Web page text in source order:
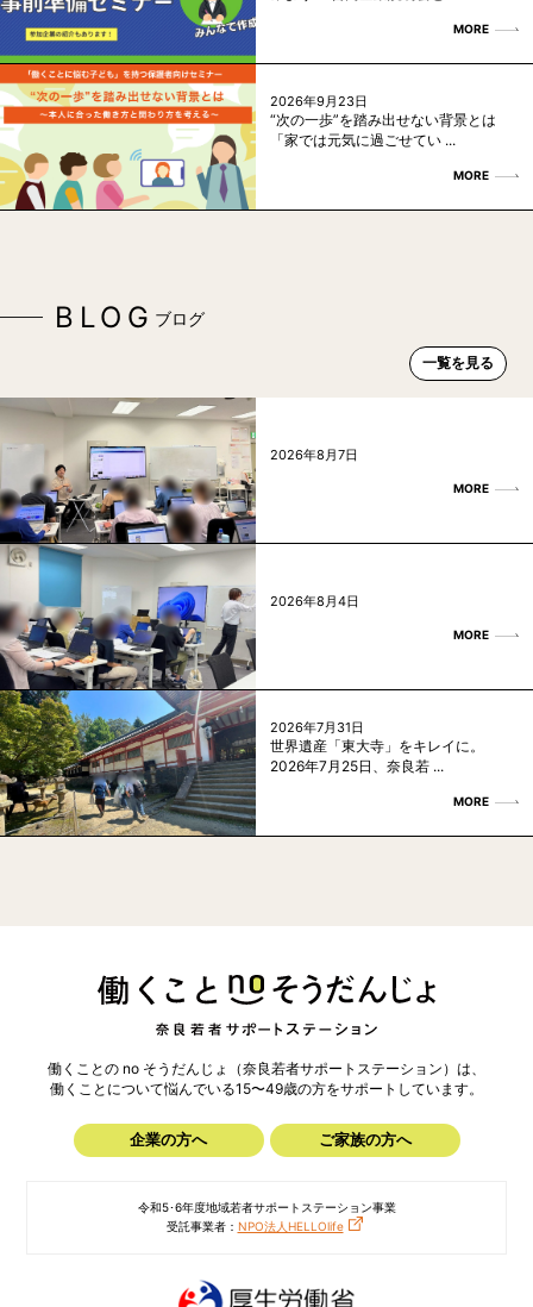
MORE
2026年9月23日
“次の一歩”を踏み出せない背景とは
「家では元気に過ごせてい ...
MORE
BLOG ブログ
一覧を見る
2026年8月7日
MORE
2026年8月4日
MORE
2026年7月31日
世界遺産「東大寺」をキレイに。
2026年7月25日、奈良若 ...
MORE
働くことの no そうだんじょ（奈良若者サポートステーション）は、
働くことについて悩んでいる15〜49歳の方をサポートしています。
企業の方へ ご家族の方へ
令和5･6年度地域若者サポートステーション事業
受託事業者： NPO法人HELLOlife